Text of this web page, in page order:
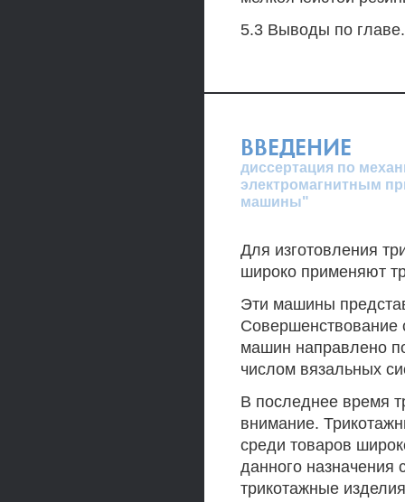
5.3 Выводы по главе.
ВВЕДЕНИЕ
диссертация по
электромагнитным
машины"
Для изготовления
широко применяют
Эти машины
Совершенствование
машин направлено
числом вязальных
В последнее время
внимание.
среди товаров
данного назначения
трикотажные